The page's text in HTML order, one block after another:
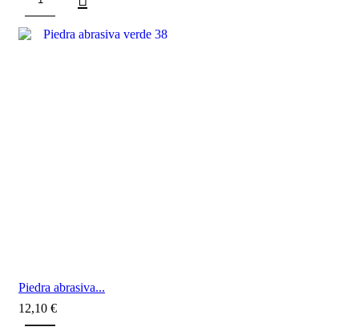
Piedra abrasiva...
12,10 €